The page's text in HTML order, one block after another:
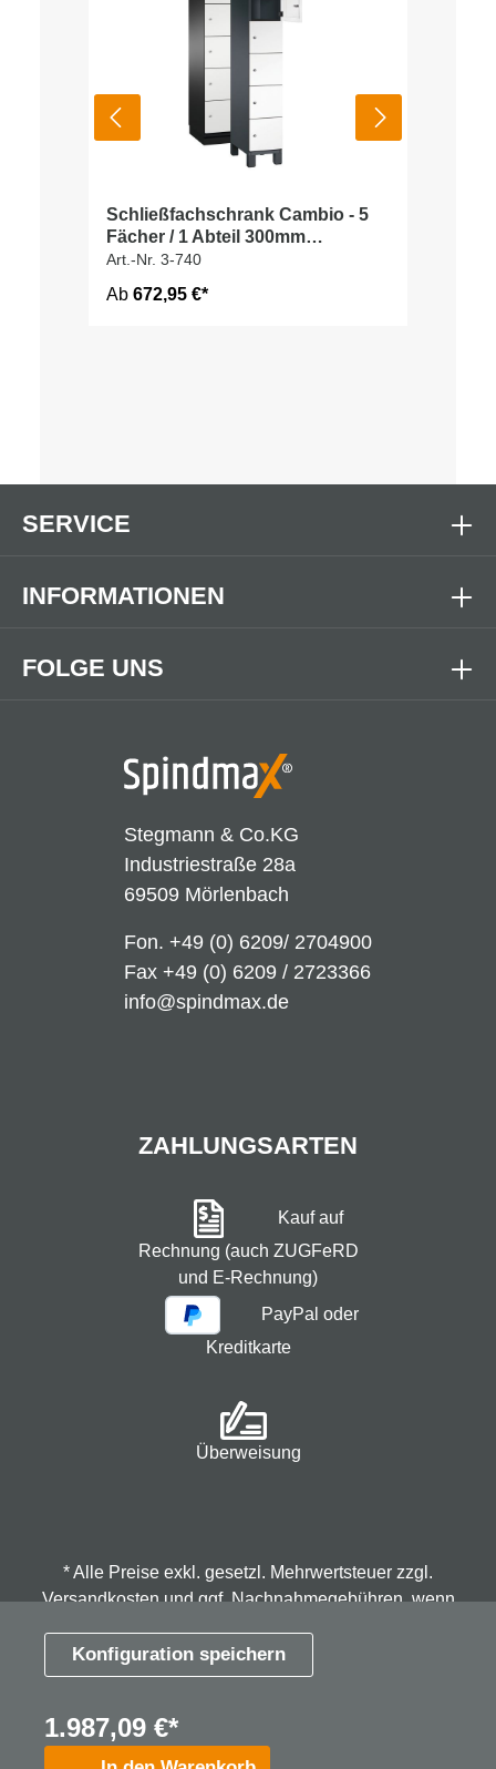
Konfiguration speichern
1.987,09 €*
Schließfachschrank Cambio - 5
Fächer / 1 Abteil 300mm
Abteilbreite
Art.-Nr. 3-740
Ab 672,95 €*
Stegmann & Co.KG
Industriestraße 28a
69509 Mörlenbach
Fon. +49 (0) 6209/ 2704900
Fax +49 (0) 6209 / 2723366
info@spindmax.de
FOLGE UNS
SERVICE
INFORMATIONEN
ZAHLUNGSARTEN
Kauf auf
Rechnung (auch ZUGFeRD
und E-Rechnung)
PayPal oder
Kreditkarte
Überweisung
* Alle Preise exkl. gesetzl. Mehrwertsteuer zzgl.
Versandkostenund ggf. Nachnahmegebühren, wenn